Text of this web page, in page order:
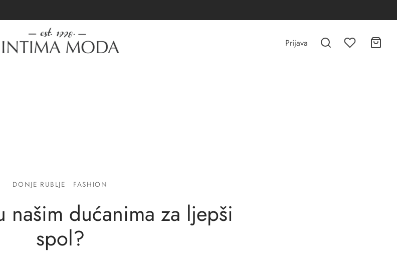
Prijava
DONJE RUBLJE FASHION
našim dućanima za ljepši
spol?